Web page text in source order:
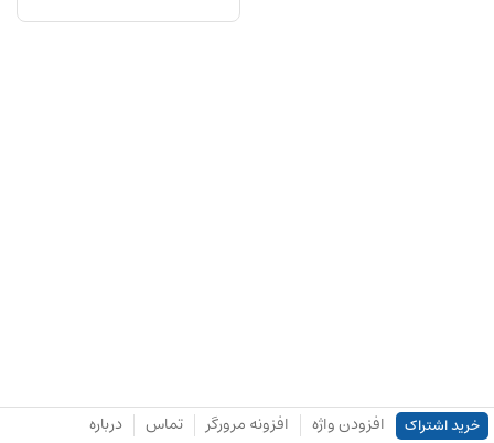
خرید اشتراک افزودن واژه افزونه مرورگر تماس درباره